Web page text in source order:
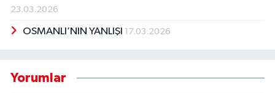
23.03.2026
OSMANLI’NIN YANLIŞI 17.03.2026
Yorumlar